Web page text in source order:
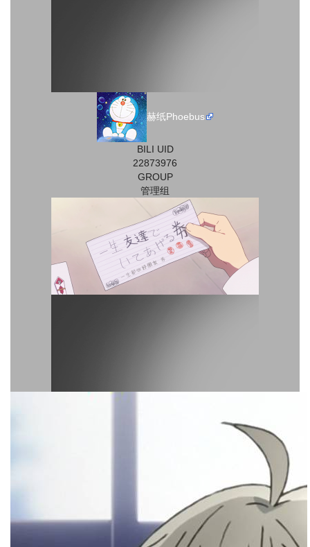
赫纸Phoebus
BILI UID
22873976
GROUP
管理组